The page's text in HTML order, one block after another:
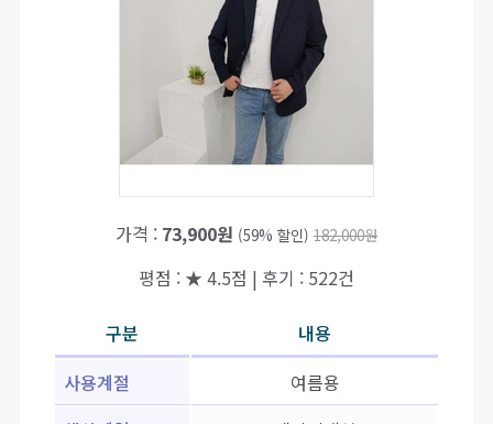
가격 : 73,900원 (59% 할인) 182,000원
평점 : ★ 4.5점 | 후기 : 522건
구분
내용
사용계절
여름용